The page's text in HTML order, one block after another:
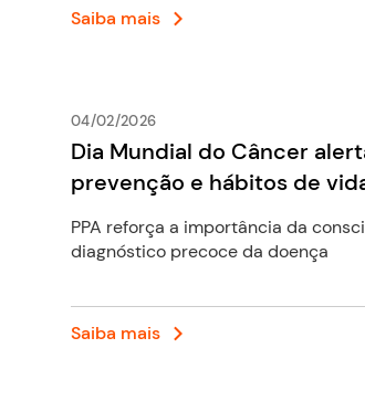
Saiba mais
04/02/2026
Dia Mundial do Câncer
prevenção e hábitos de
PPA reforça a importância da
diagnóstico precoce da doença
Saiba mais